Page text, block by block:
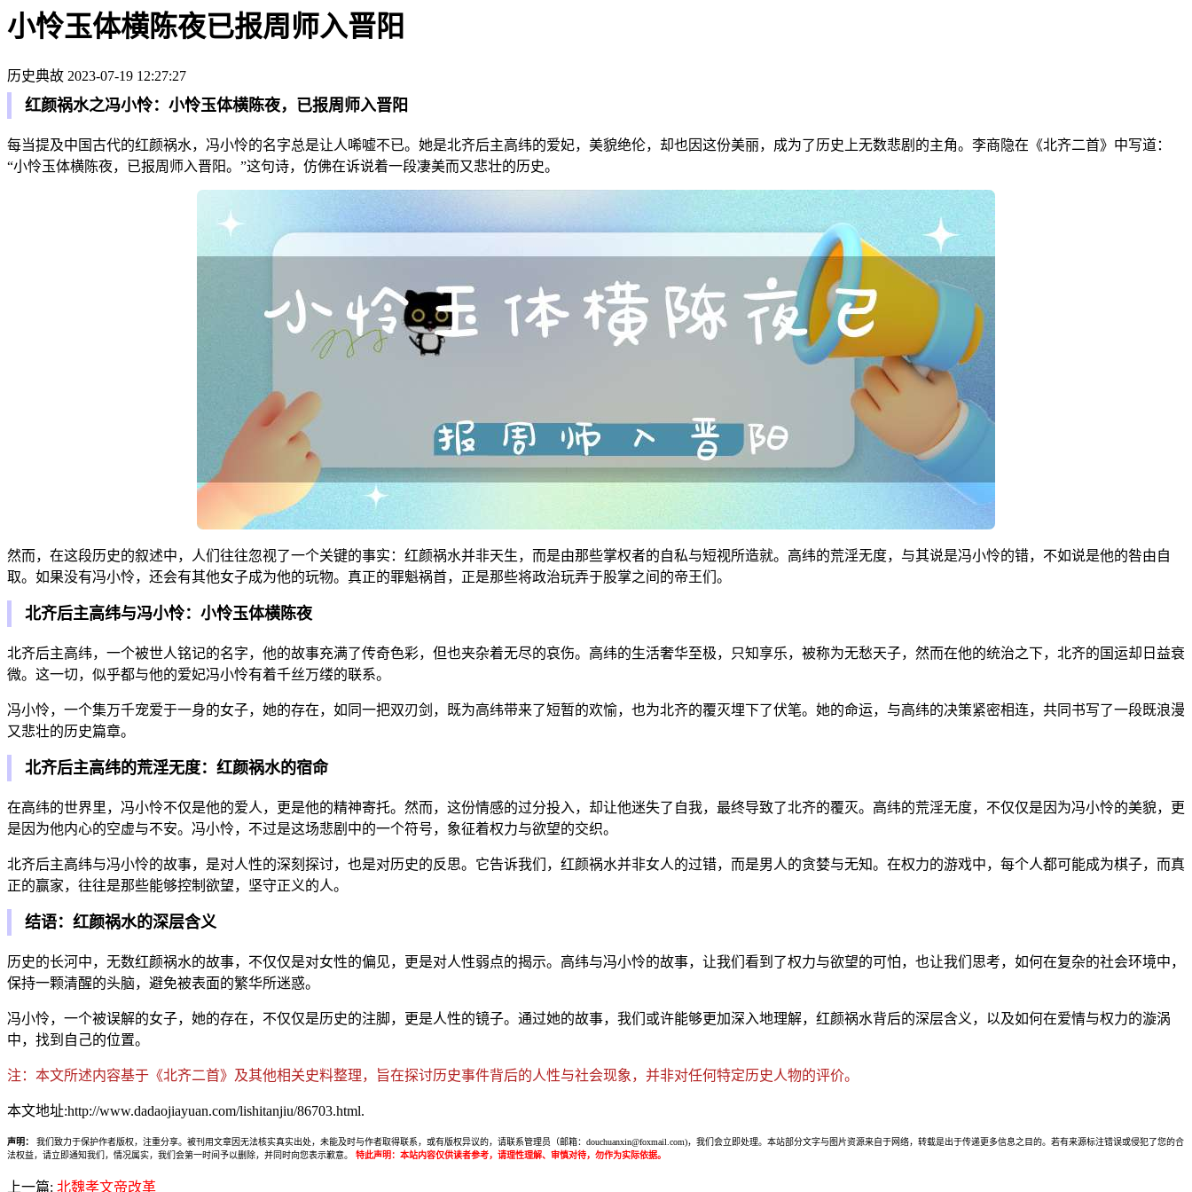
小怜玉体横陈夜已报周师入晋阳
历史典故 2023-07-19 12:27:27
红颜祸水之冯小怜：小怜玉体横陈夜，已报周师入晋阳
每当提及中国古代的红颜祸水，冯小怜的名字总是让人唏嘘不已。她是北齐后主高纬的爱妃，美貌绝伦，却也因这份美丽，成为了历史上无数悲剧的主角。李商隐在《北齐二首》中写道：
“小怜玉体横陈夜，已报周师入晋阳。”这句诗，仿佛在诉说着一段凄美而又悲壮的历史。
然而，在这段历史的叙述中，人们往往忽视了一个关键的事实：红颜祸水并非天生，而是由那些掌权者的自私与短视所造就。高纬的荒淫无度，与其说是冯小怜的错，不如说是他的咎由自
取。如果没有冯小怜，还会有其他女子成为他的玩物。真正的罪魁祸首，正是那些将政治玩弄于股掌之间的帝王们。
北齐后主高纬与冯小怜：小怜玉体横陈夜
北齐后主高纬，一个被世人铭记的名字，他的故事充满了传奇色彩，但也夹杂着无尽的哀伤。高纬的生活奢华至极，只知享乐，被称为无愁天子，然而在他的统治之下，北齐的国运却日益衰
微。这一切，似乎都与他的爱妃冯小怜有着千丝万缕的联系。
冯小怜，一个集万千宠爱于一身的女子，她的存在，如同一把双刃剑，既为高纬带来了短暂的欢愉，也为北齐的覆灭埋下了伏笔。她的命运，与高纬的决策紧密相连，共同书写了一段既浪漫
又悲壮的历史篇章。
北齐后主高纬的荒淫无度：红颜祸水的宿命
在高纬的世界里，冯小怜不仅是他的爱人，更是他的精神寄托。然而，这份情感的过分投入，却让他迷失了自我，最终导致了北齐的覆灭。高纬的荒淫无度，不仅仅是因为冯小怜的美貌，更
是因为他内心的空虚与不安。冯小怜，不过是这场悲剧中的一个符号，象征着权力与欲望的交织。
北齐后主高纬与冯小怜的故事，是对人性的深刻探讨，也是对历史的反思。它告诉我们，红颜祸水并非女人的过错，而是男人的贪婪与无知。在权力的游戏中，每个人都可能成为棋子，而真
正的赢家，往往是那些能够控制欲望，坚守正义的人。
结语：红颜祸水的深层含义
历史的长河中，无数红颜祸水的故事，不仅仅是对女性的偏见，更是对人性弱点的揭示。高纬与冯小怜的故事，让我们看到了权力与欲望的可怕，也让我们思考，如何在复杂的社会环境中，
保持一颗清醒的头脑，避免被表面的繁华所迷惑。
冯小怜，一个被误解的女子，她的存在，不仅仅是历史的注脚，更是人性的镜子。通过她的故事，我们或许能够更加深入地理解，红颜祸水背后的深层含义，以及如何在爱情与权力的漩涡
中，找到自己的位置。
注：本文所述内容基于《北齐二首》及其他相关史料整理，旨在探讨历史事件背后的人性与社会现象，并非对任何特定历史人物的评价。
本文地址:http://www.dadaojiayuan.com/lishitanjiu/86703.html.
声明：
我们致力于保护作者版权，注重分享。被刊用文章因无法核实真实出处，未能及时与作者取得联系，或有版权异议的，请联系管理员（邮箱：douchuanxin@foxmail.com)，我们会立即处理。本站部分文字与图片资源来自于网络，转载是出于传递更多信息之目的。若有来源标注错误或侵犯了您的合
法权益，请立即通知我们，情况属实，我们会第一时间予以删除，并同时向您表示歉意。
特此声明：本站内容仅供读者参考，请理性理解、审慎对待，勿作为实际依据。
上一篇: 北魏孝文帝改革